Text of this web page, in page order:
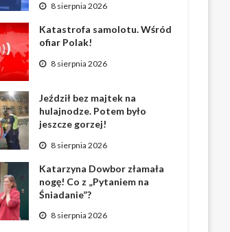
8 sierpnia 2026
Katastrofa samolotu. Wśród
ofiar Polak!
8 sierpnia 2026
Jeździł bez majtek na
hulajnodze. Potem było
jeszcze gorzej!
8 sierpnia 2026
Katarzyna Dowbor złamała
nogę! Co z „Pytaniem na
Śniadanie”?
8 sierpnia 2026